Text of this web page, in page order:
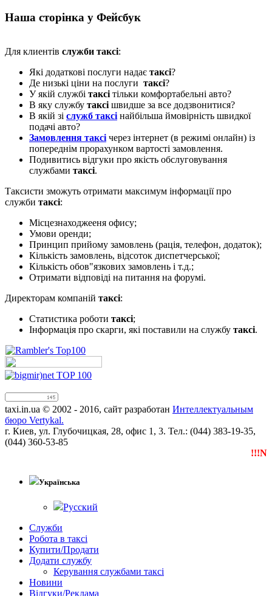
Наша сторінка у Фейсбук
Для клиентів служби таксі:
Які додаткові послуги надає таксі?
Де низькі ціни на послуги таксі?
У якій службі таксітільки комфортабельні авто?
В яку службу таксішвидше за все додзвонитися?
В якій зі служб таксі найбільша ймовірність швидкої
подачі авто?
Замовлення таксічерез інтернет (в режимі онлайн) із
попереднім прорахунком вартості замовлення.
Подивитись відгуки про якість обслуговування
службами таксі.
Таксисти зможуть отримати максимум інформації про
служби таксі:
Місцезнаходжееня офису;
Умови оренди;
Принцип прийому замовлень (рація, телефон, додаток);
Кількість замовлень, відсоток диспетчерської;
Кількість обов"язкових замовлень і т.д.;
Отримати відповіді на питання на форумі.
Директорам компаній таксі:
Статистика роботи таксі;
Інформація про скарги, які поставили на службу таксі.
taxi.in.ua © 2002 - 2016, сайт разработан Интеллектуальным
бюро Vertykal.
г. Киев, ул. Глубочицкая, 28, офис 1, 3. Тел.: (044) 383-19-35,
(044) 360-53-85
!!!NEW
Українська
Русский
Служби
Робота в таксі
Купити/Продати
Додати службу
Керування службами таксі
Новини
Відгуки/Реклама